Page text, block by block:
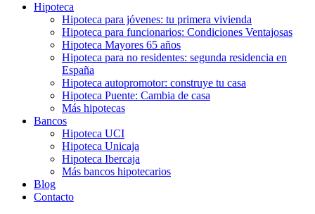
Hipoteca
Hipoteca para jóvenes: tu primera vivienda
Hipoteca para funcionarios: Condiciones Ventajosas
Hipoteca Mayores 65 años
Hipoteca para no residentes: segunda residencia en
España
Hipoteca autopromotor: construye tu casa
Hipoteca Puente: Cambia de casa
Más hipotecas
Bancos
Hipoteca UCI
Hipoteca Unicaja
Hipoteca Ibercaja
Más bancos hipotecarios
Blog
Contacto